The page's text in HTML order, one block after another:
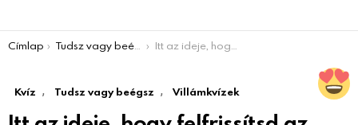
You are here:
Címlap Tudsz vagy beégsz Itt az ideje, hogy felfrissítsd az agyad! VILLÁMKVÍZ
Kvíz , Tudsz vagy beégsz , Villámkvízek